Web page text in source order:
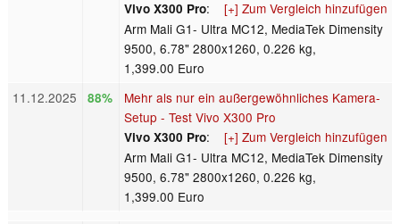
[+] Zum Vergleich hinzufügen
Vivo X300 Pro:
Arm Mali G1- Ultra MC12, MediaTek Dimensity
9500, 6.78" 2800x1260, 0.226 kg,
1,399.00 Euro
11.12.2025
88%
Mehr als nur ein außergewöhnliches Kamera-
Setup - Test Vivo X300 Pro
[+] Zum Vergleich hinzufügen
Vivo X300 Pro:
Arm Mali G1- Ultra MC12, MediaTek Dimensity
9500, 6.78" 2800x1260, 0.226 kg,
1,399.00 Euro